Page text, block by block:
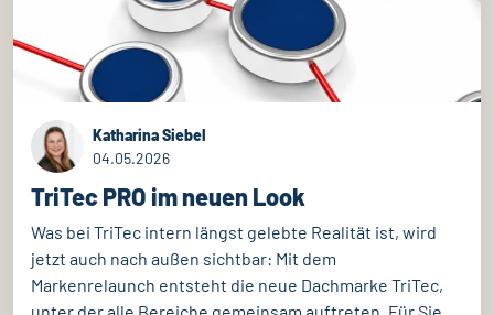
Katharina Siebel
04.05.2026
TriTec PRO im neuen Look
Was bei TriTec intern längst gelebte Realität ist, wird
jetzt auch nach außen sichtbar: Mit dem
Markenrelaunch entsteht die neue Dachmarke TriTec,